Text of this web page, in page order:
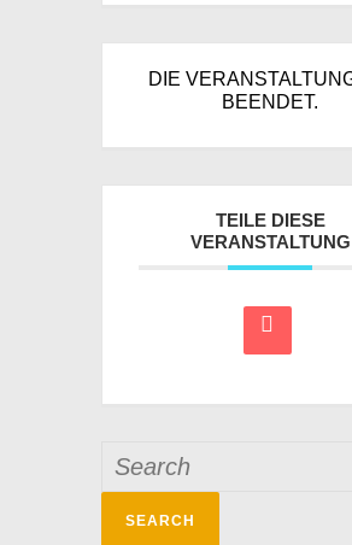
DIE
BEENDET.
TEILE DIESE
VERANSTALTUNG
for: